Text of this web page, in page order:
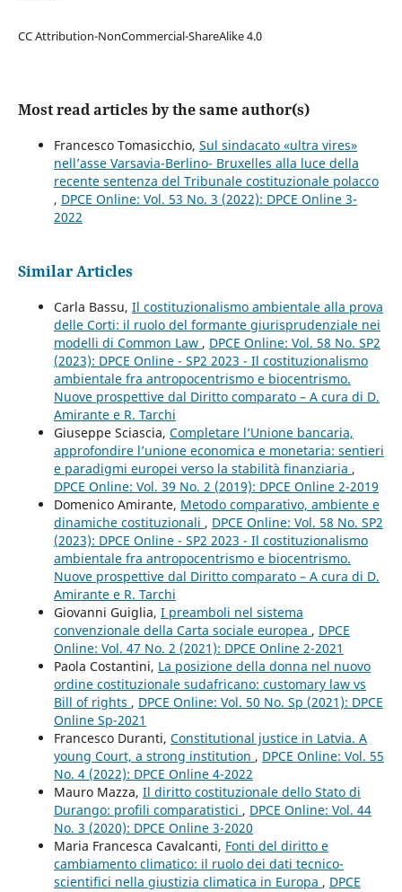
CC Attribution-NonCommercial-ShareAlike 4.0
Most read articles by the same author(s)
Francesco Tomasicchio, Sul sindacato «ultra vires»
nell’asse Varsavia-Berlino- Bruxelles alla luce della
recente sentenza del Tribunale costituzionale polacco
, DPCE Online: Vol. 53 No. 3 (2022): DPCE Online 3-
2022
Similar Articles
Carla Bassu, Il costituzionalismo ambientale alla prova
delle Corti: il ruolo del formante giurisprudenziale nei
modelli di Common Law , DPCE Online: Vol. 58 No. SP2
(2023): DPCE Online - SP2 2023 - Il costituzionalismo
ambientale fra antropocentrismo e biocentrismo.
Nuove prospettive dal Diritto comparato – A cura di D.
Amirante e R. Tarchi
Giuseppe Sciascia, Completare l’Unione bancaria,
approfondire l’unione economica e monetaria: sentieri
e paradigmi europei verso la stabilità finanziaria ,
DPCE Online: Vol. 39 No. 2 (2019): DPCE Online 2-2019
Domenico Amirante, Metodo comparativo, ambiente e
dinamiche costituzionali , DPCE Online: Vol. 58 No. SP2
(2023): DPCE Online - SP2 2023 - Il costituzionalismo
ambientale fra antropocentrismo e biocentrismo.
Nuove prospettive dal Diritto comparato – A cura di D.
Amirante e R. Tarchi
Giovanni Guiglia, I preamboli nel sistema
convenzionale della Carta sociale europea , DPCE
Online: Vol. 47 No. 2 (2021): DPCE Online 2-2021
Paola Costantini, La posizione della donna nel nuovo
ordine costituzionale sudafricano: customary law vs
Bill of rights , DPCE Online: Vol. 50 No. Sp (2021): DPCE
Online Sp-2021
Francesco Duranti, Constitutional justice in Latvia. A
young Court, a strong institution , DPCE Online: Vol. 55
No. 4 (2022): DPCE Online 4-2022
Mauro Mazza, Il diritto costituzionale dello Stato di
Durango: profili comparatistici , DPCE Online: Vol. 44
No. 3 (2020): DPCE Online 3-2020
Maria Francesca Cavalcanti, Fonti del diritto e
cambiamento climatico: il ruolo dei dati tecnico-
scientifici nella giustizia climatica in Europa , DPCE